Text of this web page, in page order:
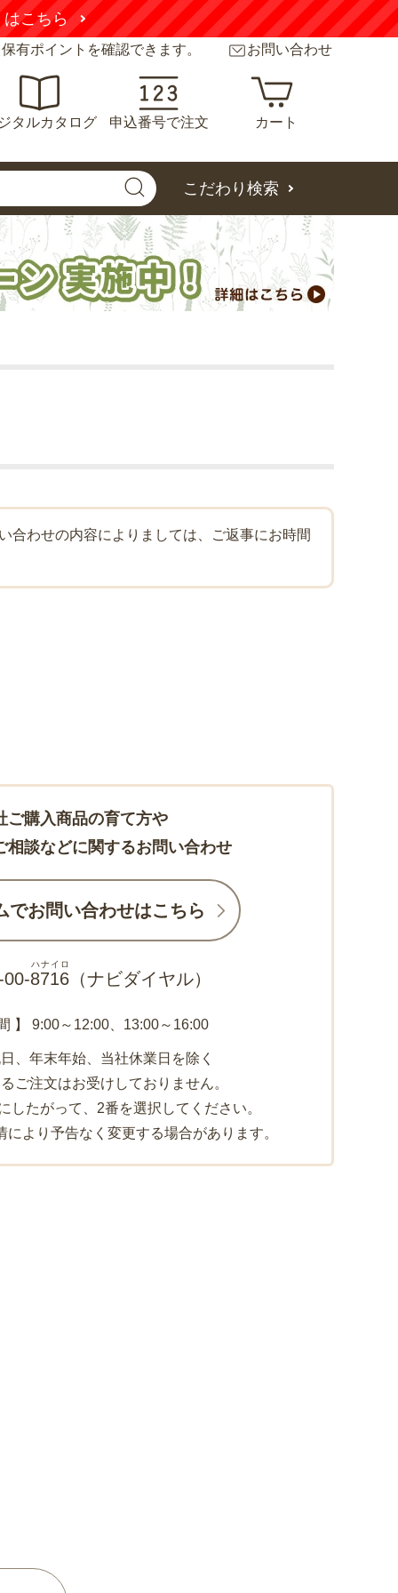
はこちら
有ポイントを確認できます。 お問い合わせ
タルカタログ 申込番号で注文 カート
こだわり検索
合わせの内容によりましては、ご返事にお時間
ご購入商品の育て方や
相談などに関するお問い合わせ
でお問い合わせはこちら
00-8716
ハナイロ
（ナビダイヤル）
】 9:00～12:00、13:00～16:00
、年末年始、当社休業日を除く
ご注文はお受けしておりません。
たがって、2番を選択してください。
より予告なく変更する場合があります。